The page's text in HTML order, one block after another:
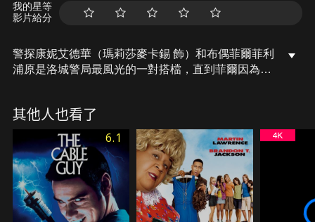
我的星等
影片給分
警探康妮艾德華（瑪莉莎麥卡錫 飾）和布偶菲爾菲利
浦原是洛城警局最風光的一對搭檔，直到菲爾因為涉
過程中，他發現自己身陷一樁布偶連續殺人案，受害
者全是90年代家喻戶曉兒童節目「歡樂時光幫」的演
員。為了找出凶手，菲爾只好找上老搭檔康妮，再度
發揮辦案本事，攜手破案。
其他人也看了
6.1